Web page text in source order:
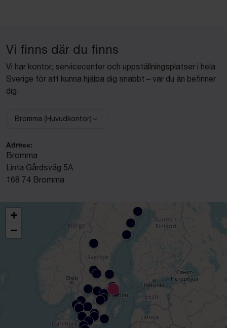
Vi finns där du finns
Vi har kontor, servicecenter och uppställningsplatser i hela
Sverige för att kunna hjälpa dig snabbt – var du än befinner
dig.
Välj anläggning:
Bromma (Huvudkontor)
Adress:
Bromma
Linta Gårdsväg 5A
168 74 Bromma
+
−